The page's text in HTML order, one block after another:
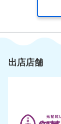
出店店舗